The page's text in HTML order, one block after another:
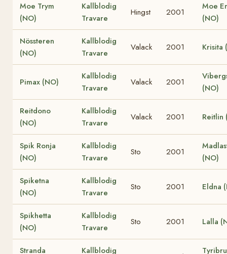
Moe Trym
(NO)
Kallblodig
Travare
Hingst 2001
Moe
(NO)
Nössteren
(NO)
Kallblodig
Travare
Valack 2001 Krisita
Pimax (NO)
Kallblodig
Travare
Valack 2001
(NO)
Reitdono
(NO)
Kallblodig
Travare
Valack 2001 Reitlin
Spik Ronja
(NO)
Kallblodig
Travare
Sto 2001
(NO)
Spiketna
(NO)
Kallblodig
Travare
Sto 2001 Eldna
Spikhetta
(NO)
Kallblodig
Travare
Sto 2001 Lalla
Stranda Kallblodig